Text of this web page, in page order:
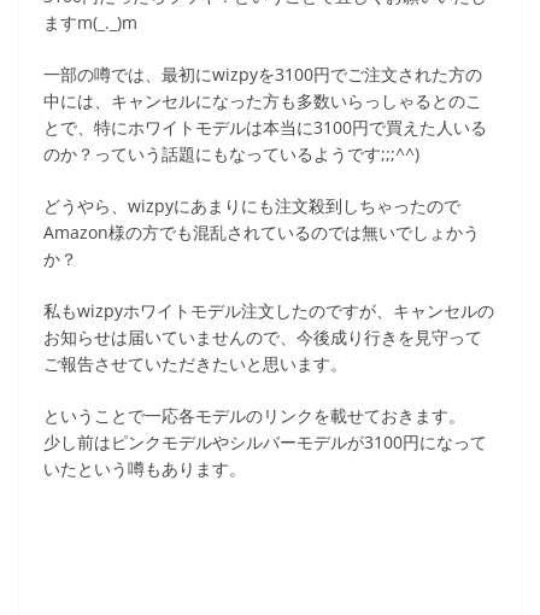
ますm(_._)m
一部の噂では、最初にwizpyを3100円でご注文された方の
中には、キャンセルになった方も多数いらっしゃるとのこ
とで、特にホワイトモデルは本当に3100円で買えた人いる
のか？っていう話題にもなっているようです;;;^^)
どうやら、wizpyにあまりにも注文殺到しちゃったので
Amazon様の方でも混乱されているのでは無いでしょかう
か？
私もwizpyホワイトモデル注文したのですが、キャンセルの
お知らせは届いていませんので、今後成り行きを見守って
ご報告させていただきたいと思います。
ということで一応各モデルのリンクを載せておきます。
少し前はピンクモデルやシルバーモデルが3100円になって
いたという噂もあります。